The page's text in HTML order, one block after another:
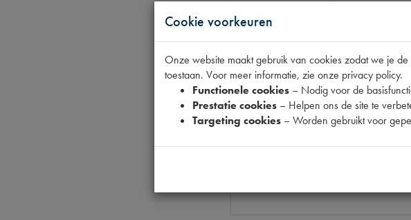
RUBBER
Model
DS
Productnummer
OE Citroën
CodesC061C |
Cookie voorkeuren
Onze website maakt gebruik van cookies zodat we je
toestaan. Voor meer informatie, zie onze privacy policy.
Functionele cookies – Nodig voor de
Prestatie cookies – Helpen ons de site te
Targeting cookies – Worden gebruikt voor